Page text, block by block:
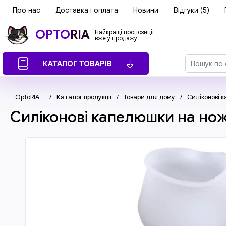
Про нас Доставка і оплата Новини Відгуки (5)
OPTORIA
Найкращі пропозиції
вже у продажу
КАТАЛОГ ТОВАРІВ
OptoRIA / Каталог продукції / Товари для дому / Силіконові
Силіконові капелюшки на